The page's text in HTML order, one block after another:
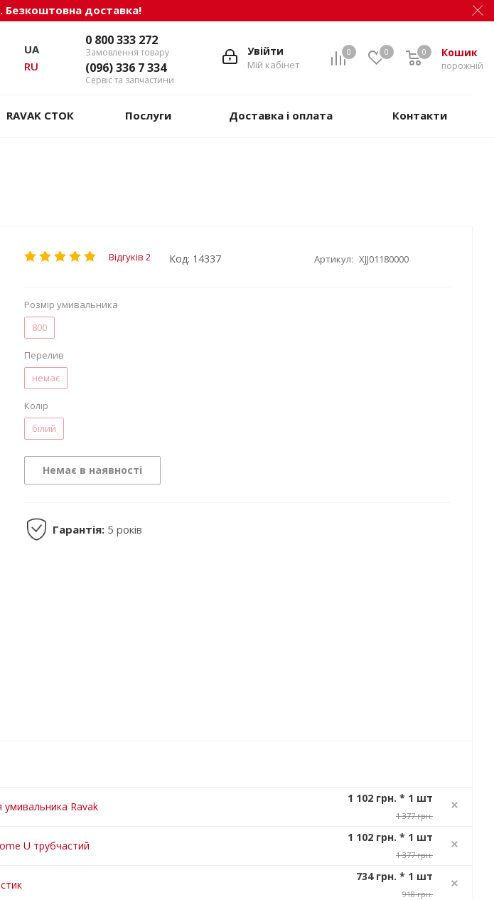
Безкоштовна доставка!
0 0 Кошик
порожній
0
Увійти
Мій кабінет
0 800 333 272
Замовлення товару
(096) 336 7 334
Сервіс та запчастини
UA
RU
RAVAK СТОК Послуги Доставка і оплата Контакти
Відгуків 2 Код: 14337 Артикул: XJJ01180000
Розмір умивальника
800
Перелив
немає
Колір
білий
Немає в наявності
Гарантія: 5 років
умивальника Ravak
1 102 грн. * 1 шт
1 377 грн.
U трубчастий
1 102 грн. * 1 шт
1 377 грн.
734 грн. * 1 шт
918 грн.